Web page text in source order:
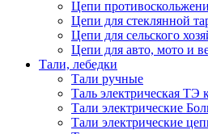
Цепи
Цепи для стеклянной
Цепи для сельского
Цепи для авто, мото и
Тали, лебедки
Тали ручные
Таль электрическая ТЭ
Тали электрические
Тали электрические